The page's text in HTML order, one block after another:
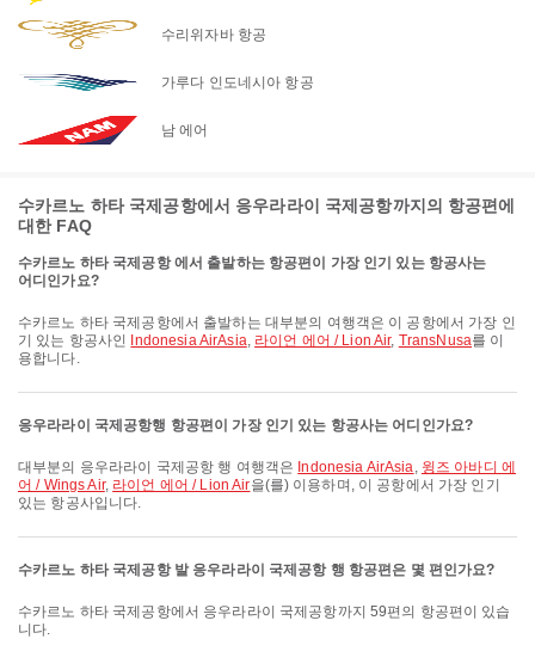
수리위자바 항공
가루다 인도네시아 항공
남 에어
수카르노 하타 국제공항에서 응우라라이 국제공항까지의 항공편에
대한 FAQ
수카르노 하타 국제공항 에서 출발하는 항공편이 가장 인기 있는 항공사는
어디인가요?
수카르노 하타 국제공항에서 출발하는 대부분의 여행객은 이 공항에서 가장 인
기 있는 항공사인
Indonesia AirAsia, 라이언 에어 / Lion Air, TransNusa를 이
용합니다.
응우라라이 국제공항행 항공편이 가장 인기 있는 항공사는 어디인가요?
대부분의 응우라라이 국제공항 행 여행객은 Indonesia AirAsia, 윙즈 아바디 에
어 / Wings Air, 라이언 에어 / Lion Air을(를) 이용하며, 이 공항에서 가장 인기
있는 항공사입니다.
수카르노 하타 국제공항 발 응우라라이 국제공항 행 항공편은 몇 편인가요?
수카르노 하타 국제공항에서 응우라라이 국제공항까지 59편의 항공편이 있습
니다.